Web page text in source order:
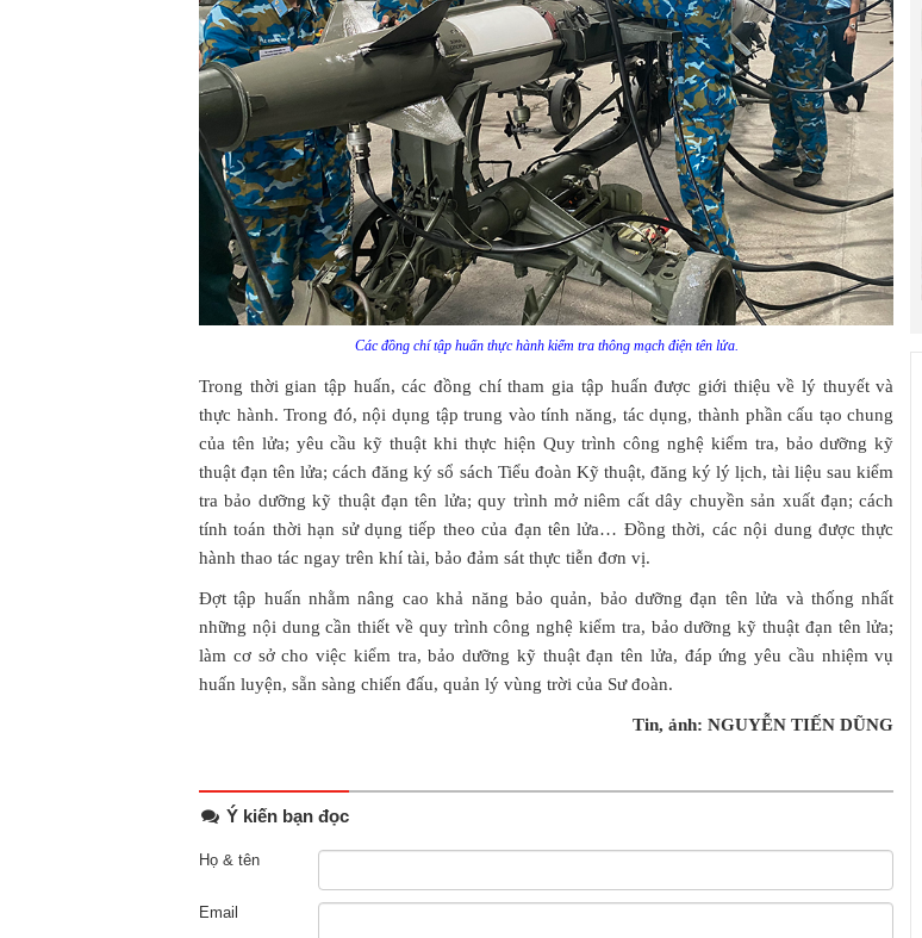
Các đồng chí tập huấn thực hành kiểm tra thông mạch điện tên lửa.
Trong thời gian tập huấn, các đồng chí tham gia tập huấn được giới thiệu về lý thuyết và
thực hành. Trong đó, nội dụng tập trung vào tính năng, tác dụng, thành phần cấu tạo chung
của tên lửa; yêu cầu kỹ thuật khi thực hiện Quy trình công nghệ kiểm tra, bảo dưỡng kỹ
thuật đạn tên lửa; cách đăng ký sổ sách Tiểu đoàn Kỹ thuật, đăng ký lý lịch, tài liệu sau kiểm
tra bảo dưỡng kỹ thuật đạn tên lửa; quy trình mở niêm cất dây chuyền sản xuất đạn; cách
tính toán thời hạn sử dụng tiếp theo của đạn tên lửa… Đồng thời, các nội dung được thực
hành thao tác ngay trên khí tài, bảo đảm sát thực tiễn đơn vị.
Đợt tập huấn nhằm nâng cao khả năng bảo quản, bảo dưỡng đạn tên lửa và thống nhất
những nội dung cần thiết về quy trình công nghệ kiểm tra, bảo dưỡng kỹ thuật đạn tên lửa;
làm cơ sở cho việc kiểm tra, bảo dưỡng kỹ thuật đạn tên lửa, đáp ứng yêu cầu nhiệm vụ
huấn luyện, sẵn sàng chiến đấu, quản lý vùng trời của Sư đoàn.
Tin, ảnh: NGUYỄN TIẾN DŨNG
Ý kiến bạn đọc
Họ & tên
Email